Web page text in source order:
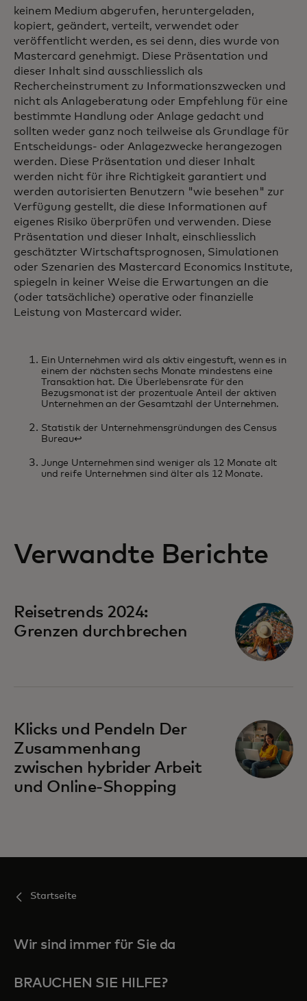
keinem Medium abgerufen, heruntergeladen,
kopiert, geändert, verteilt, verwendet oder
veröffentlicht werden, es sei denn, dies wurde von
Mastercard genehmigt. Diese Präsentation und
dieser Inhalt sind ausschliesslich als
Rechercheinstrument zu Informationszwecken und
nicht als Anlageberatung oder Empfehlung für eine
bestimmte Handlung oder Anlage gedacht und
sollten weder ganz noch teilweise als Grundlage für
Entscheidungs- oder Anlagezwecke herangezogen
werden. Diese Präsentation und dieser Inhalt
werden nicht für ihre Richtigkeit garantiert und
werden autorisierten Benutzern "wie besehen" zur
Verfügung gestellt, die diese Informationen auf
eigenes Risiko überprüfen und verwenden. Diese
Präsentation und dieser Inhalt, einschliesslich
geschätzter Wirtschaftsprognosen, Simulationen
oder Szenarien des Mastercard Economics Institute,
spiegeln in keiner Weise die Erwartungen an die
(oder tatsächliche) operative oder finanzielle
Leistung von Mastercard wider.
Ein Unternehmen wird als aktiv eingestuft, wenn es in
einem der nächsten sechs Monate mindestens eine
Transaktion hat. Die Überlebensrate für den
Bezugsmonat ist der prozentuale Anteil der aktiven
Unternehmen an der Gesamtzahl der Unternehmen.
Statistik der Unternehmensgründungen des Census
Bureau↩︎
Junge Unternehmen sind weniger als 12 Monate alt
und reife Unternehmen sind älter als 12 Monate.
Verwandte Berichte
Reisetrends 2024:
Grenzen durchbrechen
Klicks und Pendeln Der
Zusammenhang
zwischen hybrider Arbeit
und Online-Shopping
Startseite
Wir sind immer für Sie da
BRAUCHEN SIE HILFE?